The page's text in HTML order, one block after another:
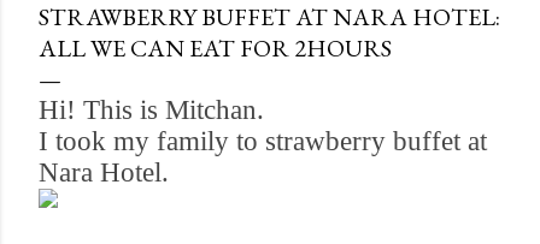
STRAWBERRY BUFFET AT NARA HOTEL:
ALL WE CAN EAT FOR 2HOURS
Hi! This is Mitchan.
I took my family to strawberry buffet at
Nara Hotel.